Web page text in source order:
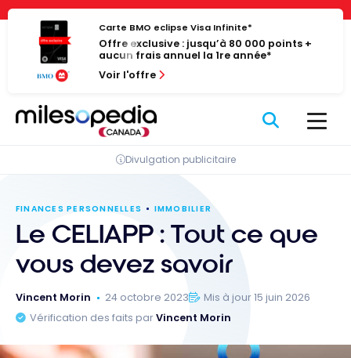
Panneau de gestion des cookies
Passer
contenu
Carte BMO eclipse Visa Infinite*
Offre exclusive : jusqu’à 80 000 points +
aucun frais annuel la 1re année*
Voir l'offre
Divulgation publicitaire
FINANCES PERSONNELLES IMMOBILIER
Le CELIAPP : Tout ce que
vous devez savoir
Vincent Morin 24 octobre 2023
Mis à jour 15 juin 2026
Vérification des faits parVincent Morin